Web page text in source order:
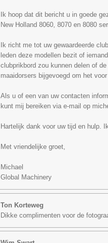
Ik hoop dat dit bericht u in goede
New Holland 8060, 8070 en 8080
Ik richt me tot uw gewaardeerde
leden deze modellen bezit of
clubprikbord zou kunnen delen of
maaidorsers bijgevoegd om het
Als u of een van uw contacten
kunt mij bereiken via e-mail op
Hartelijk dank voor uw tijd en hulp.
Met vriendelijke groet,
Michael
Global Machinery
Ton Korteweg
Dikke complimenten voor de